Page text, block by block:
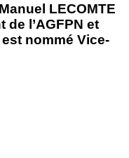
LECOMTE
de l’AGFPN et
est nommé Vice-